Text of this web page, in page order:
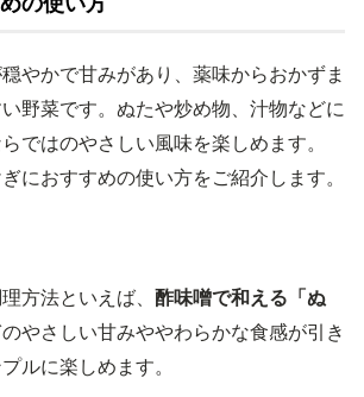
やかで甘みがあり、薬味からおかずま
野菜です。ぬたや炒め物、汁物などに
ではのやさしい風味を楽しめます。
におすすめの使い方をご紹介します。
方法といえば、 酢味噌で和える「ぬ
やさしい甘みややわらかな食感が引き
ルに楽しめます。